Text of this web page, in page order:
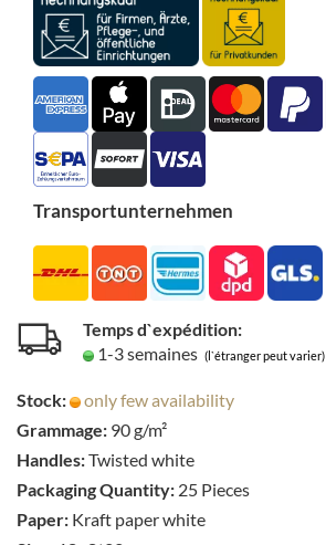
Transportunternehmen
Temps d`expédition:
1-3 semaines (l`étranger peut varier)
Stock:
only few availability
Grammage: 90 g/m²
Handles:Twisted white
Packaging Quantity: 25 Pieces
Paper: Kraft paper white